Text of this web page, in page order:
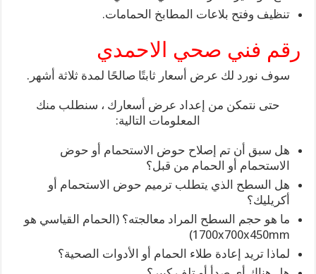
تنظيف وفتح بلاعات المطابخ الحمامات.
رقم فني صحي الاحمدي
سوف نورد لك عرض أسعار ثابتًا صالحًا لمدة ثلاثة أشهر.
حتى نتمكن من إعداد عرض أسعارك ، سنطلب منك
المعلومات التالية:
هل سبق أن تم إصلاح حوض الاستحمام أو حوض
الاستحمام أو الحمام من قبل؟
هل السطح الذي يتطلب ترميم حوض الاستحمام أو
أكريليك؟
ما هو حجم السطح المراد معالجته؟ (الحمام القياسي هو
1700x700x450mm)
لماذا تريد إعادة طلاء الحمام أو الأدوات الصحية؟